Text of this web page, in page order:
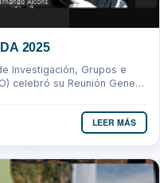
2025
Investigación, Grupos e
celebró su Reunión General
LEER MÁS